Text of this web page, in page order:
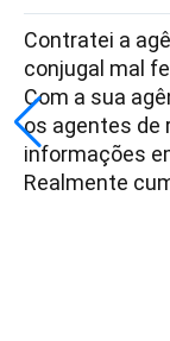
Contratei a
conjugal mal
Com a sua
os agentes de
informações
Realmente